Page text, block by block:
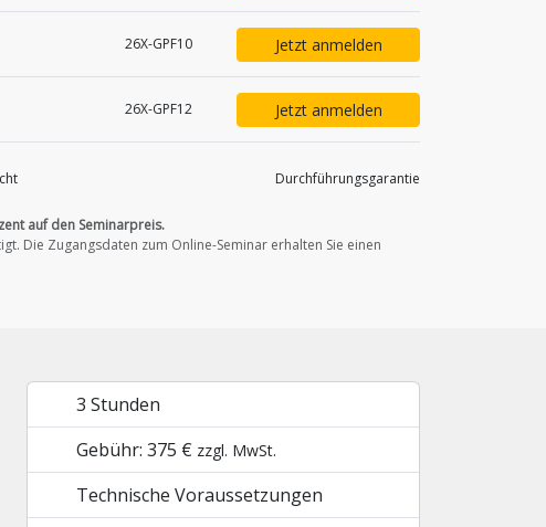
Jetzt anmelden
26X-GPF10
Jetzt anmelden
26X-GPF12
Durchführungs­garantie
auf den Seminarpreis.
Die Zugangsdaten zum Online-Seminar erhalten Sie einen
3 Stunden
Gebühr: 375 € zzgl. MwSt.
Technische Voraussetzungen